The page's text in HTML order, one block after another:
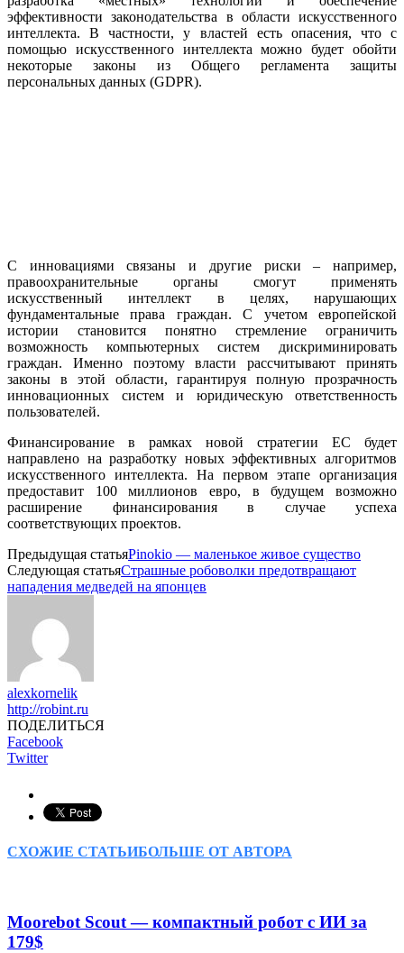
эффективности законодательства в области искусственного
интеллекта. В частности, у властей есть опасения, что с
помощью искусственного интеллекта можно будет обойти
некоторые законы из Общего регламента защиты
персональных данных (GDPR).
С инновациями связаны и другие риски – например,
правоохранительные органы смогут применять
искусственный интеллект в целях, нарушающих
фундаментальные права граждан. С учетом европейской
истории становится понятно стремление ограничить
возможность компьютерных систем дискриминировать
граждан. Именно поэтому власти рассчитывают принять
законы в этой области, гарантируя полную прозрачность
инновационных систем и юридическую ответственность
пользователей.
Финансирование в рамках новой стратегии ЕС будет
направлено на разработку новых эффективных алгоритмов
искусственного интеллекта. На первом этапе организация
предоставит 100 миллионов евро, в будущем возможно
расширение финансирования в случае успеха
соответствующих проектов.
Предыдущая статьяPinokio — маленькое живое существо
Следующая статьяСтрашные робоволки предотвращают
нападения медведей на японцев
alexkornelik
http://robint.ru
ПОДЕЛИТЬСЯ
Facebook
Twitter
СХОЖИЕ СТАТЬИБОЛЬШЕ ОТ АВТОРА
Moorebot Scout — компактный робот с ИИ за
179$